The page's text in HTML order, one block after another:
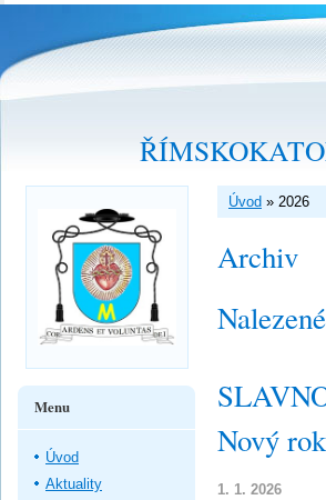
Úvod » 2026
Archiv
Nový
1. 1. 2026
Menu
Úvod
Aktuality